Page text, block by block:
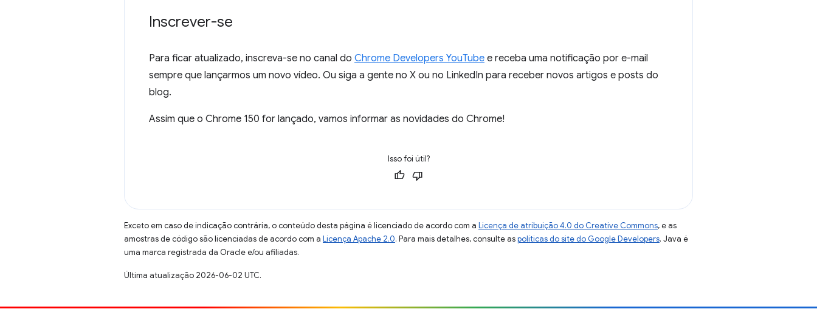
Inscrever-se
Para ficar atualizado, inscreva-se no canal do Chrome Developers YouTube e receba uma notificação por e-mail
sempre que lançarmos um novo vídeo. Ou siga a gente no X ou no LinkedIn para receber novos artigos e posts do
blog.
Assim que o Chrome 150 for lançado, vamos informar as novidades do Chrome!
Isso foi útil?
Exceto em caso de indicação contrária, o conteúdo desta página é licenciado de acordo com a Licença de atribuição 4.0 do Creative Commons, e as
amostras de código são licenciadas de acordo com a Licença Apache 2.0. Para mais detalhes, consulte aspolíticas do site do Google Developers. Java é
uma marca registrada da Oracle e/ou afiliadas.
Última atualização 2026-06-02 UTC.